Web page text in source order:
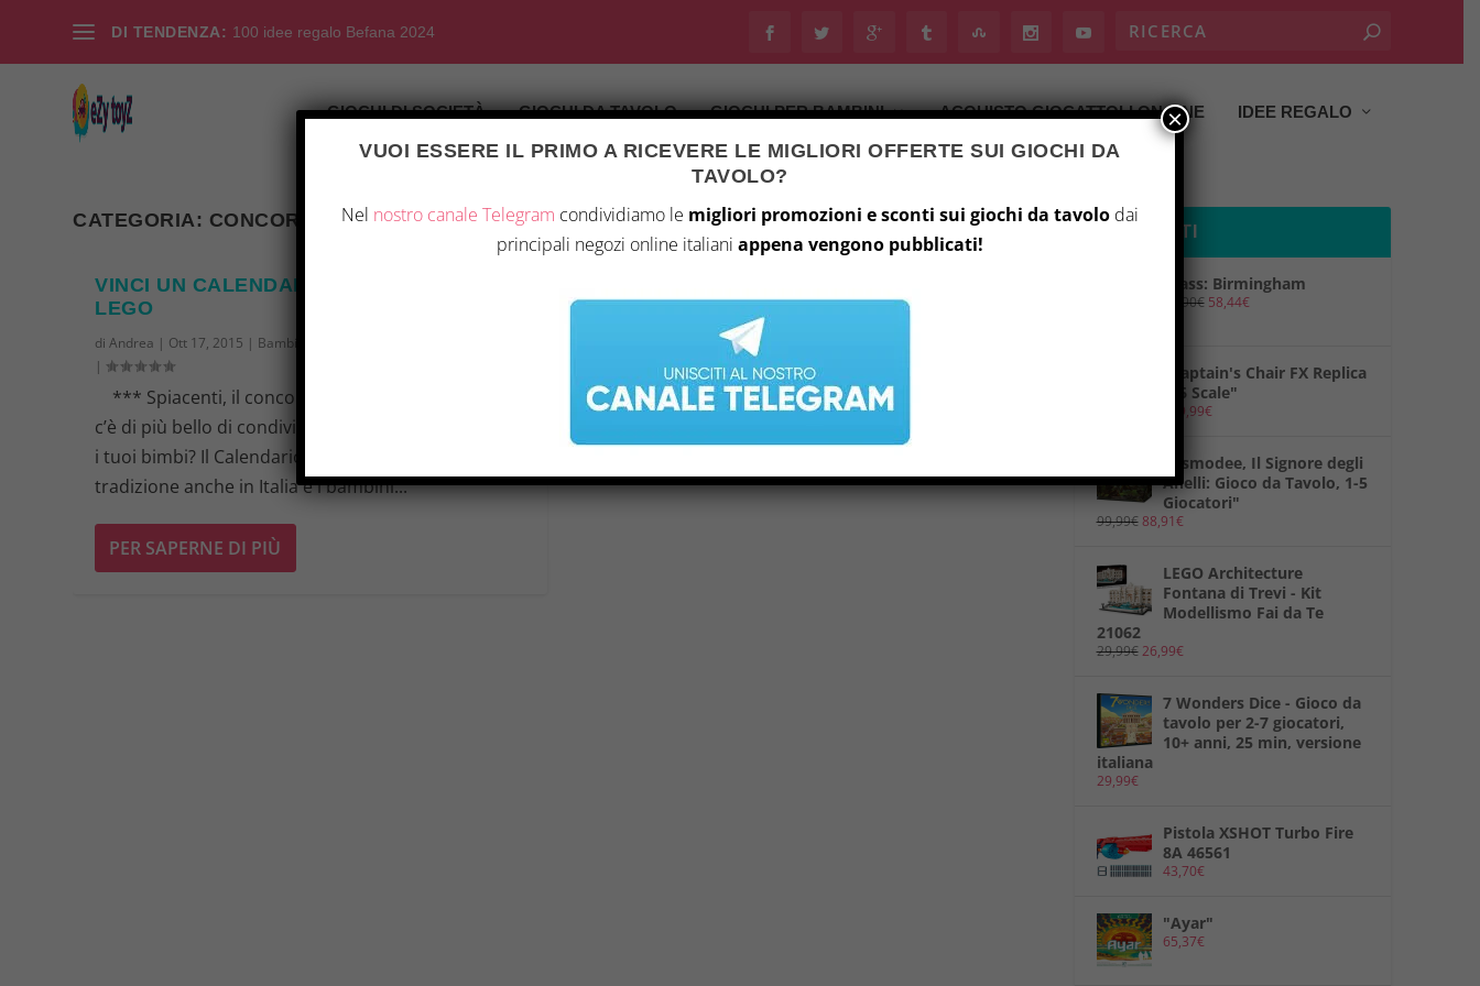
DI TENDENZA: 100 idee regalo Befana 2024
GIOCHI DI SOCIETÀ GIOCHI DA TAVOLO GIOCHI PER BAMBINI ACQUISTO GIOCATTOLI ON LINE IDEE REGALO
CATEGORIA: CONCORSI
VINCI UN CALENDARIO DELL’AVVENTO
LEGO
diAndrea | Ott 17, 2015 | Bambini
|
*** Spiacenti, il concorso è terminato *** Cosa
c’è di più bello di condividere l’attesa del Natale con
i tuoi bimbi? Il Calendario dell’Avvento è ormai una
tradizione anche in Italia e i bambini...
PER SAPERNE DI PIÙ
PRODOTTI
Brass: Birmingham
69,90€ 58,44€
"Captain's Chair FX Replica
1/6 Scale"
149,99€
"Asmodee, Il Signore degli
Anelli: Gioco da Tavolo, 1-5
Giocatori"
99,99€ 88,91€
LEGO Architecture
Fontana di Trevi - Kit
Modellismo Fai da Te
21062
29,99€ 26,99€
7 Wonders Dice - Gioco da
tavolo per 2-7 giocatori,
10+ anni, 25 min, versione
italiana
29,99€
Pistola XSHOT Turbo Fire
8A 46561
43,70€
"Ayar"
65,37€
VUOI ESSERE IL PRIMO A RICEVERE LE MIGLIORI OFFERTE SUI GIOCHI DA
TAVOLO?
Nel nostro canale Telegram condividiamo le migliori promozioni e sconti sui giochi da tavolodai
principali negozi online italiani appena vengono pubblicati!
×